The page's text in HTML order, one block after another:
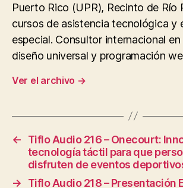
Puerto Rico (UPR), Recinto de Río
cursos de asistencia tecnológica y
especial. Consultor internacional
diseño universal y programación
Ver el archivo →
←
Tiflo Audio 216 – Onecourt:
tecnología táctil para que
disfruten de eventos
→
Tiflo Audio 218 – Presentación